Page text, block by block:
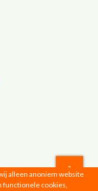
alleen anoniem website
functionele cookies,